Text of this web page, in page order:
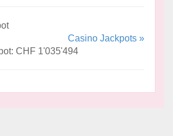
Casino Jackpots »
CHF 1'035'494